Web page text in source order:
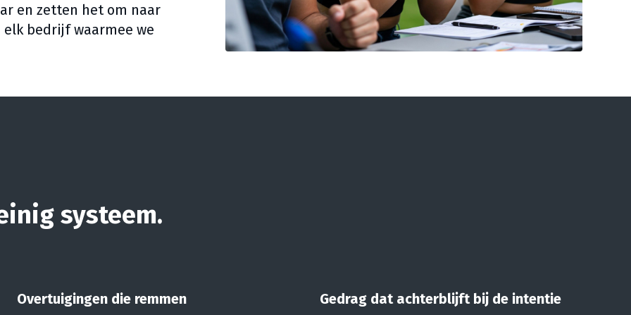
en zetten het om naar
bedrijf waarmee we
systeem.
Overtuigingen die remmen
Gedrag dat achterblijft bij de intentie